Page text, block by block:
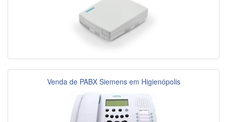
Venda de PABX Siemens em Higienópolis